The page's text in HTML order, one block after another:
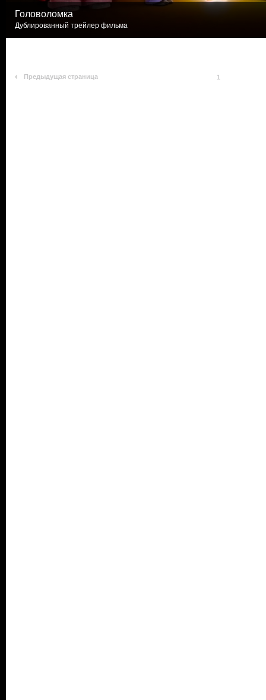
Головоломка
Дублированный трейлер фильма
Предыдущая страница 1